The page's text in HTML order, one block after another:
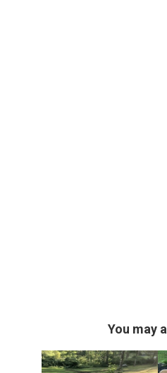
You may